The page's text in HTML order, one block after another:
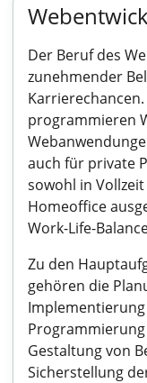
Der Beruf des
zunehmender
programmieren
auch für private
sowohl in
Homeoffice
Work-Life-
Zu den
gehören die
Gestaltung von
Sicherstellung